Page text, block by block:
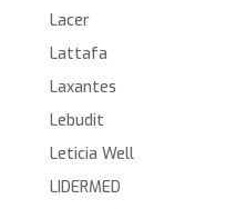
Lacer
Lattafa
Laxantes
Lebudit
Leticia Well
LIDERMED